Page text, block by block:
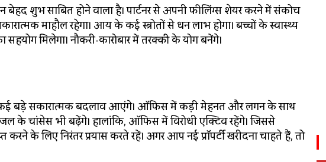
शुभ साबित होने वाला है। पार्टनर से अपनी फीलिंग्स शेयर करने में संकोच
माहौल रहेगा। आय के कई स्त्रोतों से धन लाभ होगा। बच्चों के स्वास्थ्य
मिलेगा। नौकरी-कारोबार में तरक्की के योग बनेंगे।
बड़े सकारात्मक बदलाव आएंगे। ऑफिस में कड़ी मेहनत और लगन के साथ
के चांसेस भी बढ़ेंगे। हालांकि, ऑफिस में विरोधी एक्टिव रहेंगे। जिससे
के लिए निरंतर प्रयास करते रहें। अगर आप नई प्रॉपर्टी खरीदना चाहते हैं, तो